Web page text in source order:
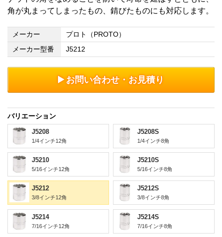
角が丸まってしまったもの、錆びたものにも対応します。
メーカー
プロト（PROTO）
メーカー型番
J5212
お問い合わせ・お見積り
バリエーション
J5208
1/4インチ12角
J5208S
1/4インチ8角
J5210
5/16インチ12角
J5210S
5/16インチ8角
J5212
3/8インチ12角
J5212S
3/8インチ8角
J5214
7/16インチ12角
J5214S
7/16インチ8角